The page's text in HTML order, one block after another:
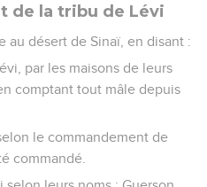
de la tribu de Lévi
au désert de Sinaï, en disant :
par les maisons de leurs
comptant tout mâle depuis
le commandement de
commandé.